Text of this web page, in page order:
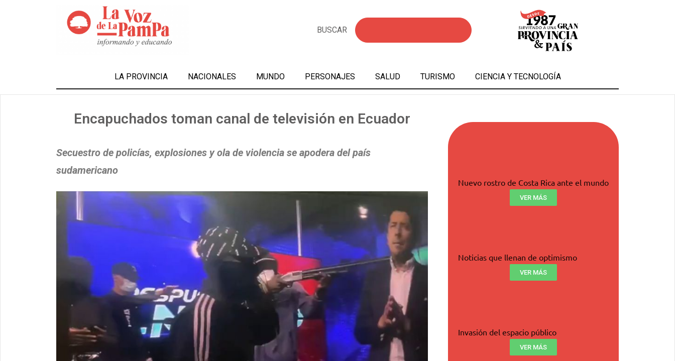
BUSCAR
LA PROVINCIA NACIONALES MUNDO PERSONAJES SALUD TURISMO CIENCIA Y TECNOLOGÍA
Encapuchados toman canal de televisión en Ecuador
Secuestro de policías, explosiones y ola de violencia se apodera del país
sudamericano
Nuevo rostro de Costa Rica ante el mundo
VER MÁS
Noticias que llenan de optimismo
VER MÁS
Invasión del espacio público
VER MÁS